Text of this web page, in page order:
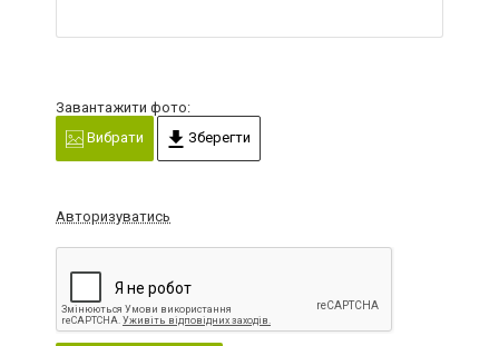
Завантажити фото:
Вибрати
Зберегти
Авторизуватись